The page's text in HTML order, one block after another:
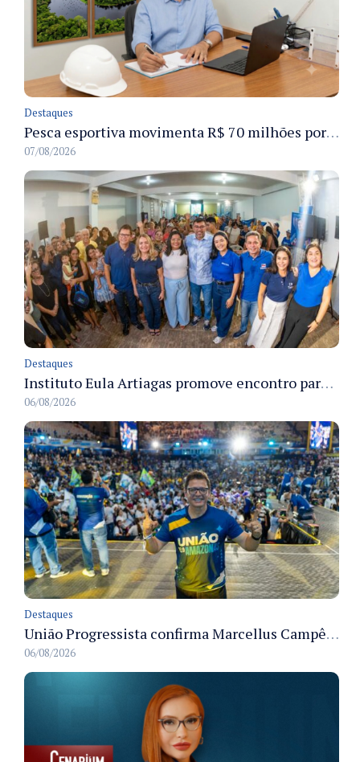
Destaques
Pesca esportiva movimenta R$ 70 milhões por ano e ganha espaço na economia sustentável do Amazonas
07/08/2026
Destaques
Instituto Eula Artiagas promove encontro para discutir melhorias para o bairro Petrópolis
06/08/2026
Destaques
União Progressista confirma Marcellus Campêlo como candidato a deputado estadual
06/08/2026